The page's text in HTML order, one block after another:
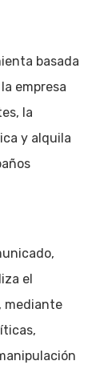
basada
empresa
la
y alquila
el
mediante